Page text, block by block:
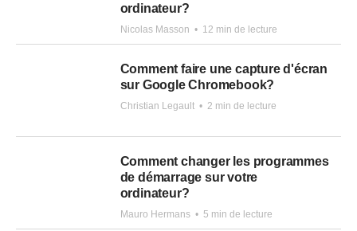
ordinateur?
Nicolas Masson • 12 min de lecture
Comment faire une capture d'écran
sur Google Chromebook?
Christian Legault • 2 min de lecture
Comment changer les programmes
de démarrage sur votre
ordinateur?
Mauro Hermans • 5 min de lecture